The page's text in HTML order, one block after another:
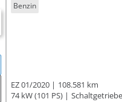
Benzin
EZ 01/2020
108.581 km
74 kW (101 PS)
Schaltgetriebe